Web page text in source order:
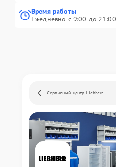
Время работы
Ежедневно с 9:00 до 21:00
Сервисный центр Liebherr